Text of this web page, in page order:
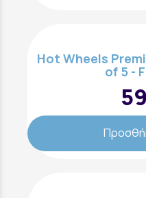
Hot Wheels
of 5 -